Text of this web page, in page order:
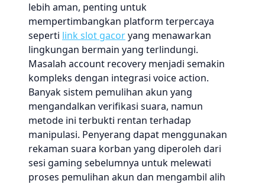
lebih aman, penting untuk
mempertimbangkan platform terpercaya
seperti link slot gacoryang menawarkan
lingkungan bermain yang terlindungi.
Masalah account recovery menjadi semakin
kompleks dengan integrasi voice action.
Banyak sistem pemulihan akun yang
mengandalkan verifikasi suara, namun
metode ini terbukti rentan terhadap
manipulasi. Penyerang dapat menggunakan
rekaman suara korban yang diperoleh dari
sesi gaming sebelumnya untuk melewati
proses pemulihan akun dan mengambil alih